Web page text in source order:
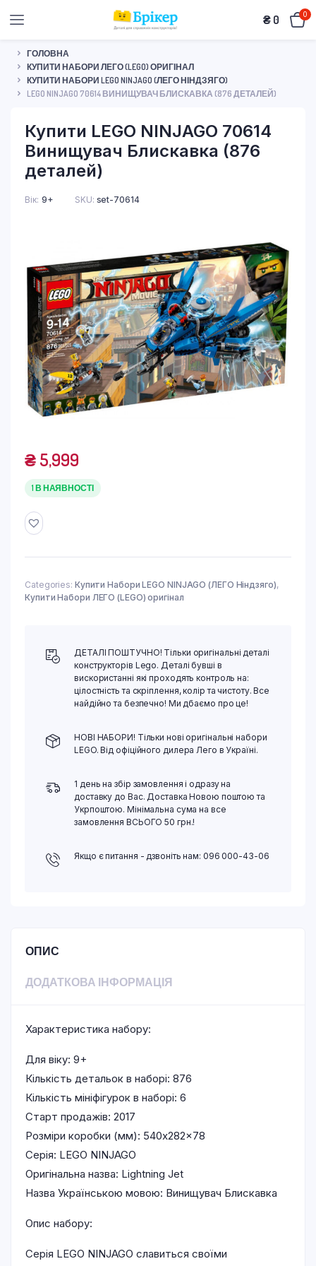
₴ 0 0
ГОЛОВНА
КУПИТИ НАБОРИ ЛЕГО (LEGO) ОРИГІНАЛ
КУПИТИ НАБОРИ LEGO NINJAGO (ЛЕГО НІНДЗЯГО)
LEGO NINJAGO 70614 ВИНИЩУВАЧ БЛИСКАВКА (876 ДЕТАЛЕЙ)
Купити LEGO NINJAGO 70614
Винищувач Блискавка (876
деталей)
Вік 9+ SKU: set-70614
₴5,999
1 В НАЯВНОСТІ
Categories: Купити Набори LEGO NINJAGO (ЛЕГО Ніндзяго),
Купити Набори ЛЕГО (LEGO) оригінал
ДЕТАЛІ ПОШТУЧНО! Тільки оригінальні деталі
конструкторів Lego. Деталі бувші в
вискористанні які проходять контроль на:
цілостність та скріплення, колір та чистоту. Все
найдійно та безпечно! Ми дбаємо про це!
НОВІ НАБОРИ! Тільки нові оригінальні набори
LEGO. Від офіційного дилера Лего в Україні.
1 день на збір замовлення і одразу на
доставку до Вас. Доставка Новою поштою та
Укрпоштою. Мінімальна сума на все
замовлення ВСЬОГО 50 грн.!
Якщо є питання - дзвоніть нам: 096 000-43-06
ОПИС
ДОДАТКОВА ІНФОРМАЦІЯ
Характеристика набору:
Для віку: 9+
Кількість детальок в наборі: 876
Кількість мініфігурок в наборі: 6
Старт продажів: 2017
Розміри коробки (мм): 540x282x78
Серія: LEGO NINJAGO
Оригінальна назва: Lightning Jet
Назва Українською мовою: Винищувач Блискавка
Опис набору:
Серія LEGO NINJAGO славиться своїми